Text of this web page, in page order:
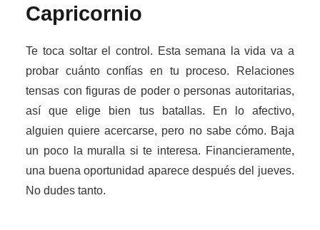
Capricornio
Te toca soltar el control. Esta semana la vida va a
probar cuánto confías en tu proceso. Relaciones
tensas con figuras de poder o personas autoritarias,
así que elige bien tus batallas. En lo afectivo,
alguien quiere acercarse, pero no sabe cómo. Baja
un poco la muralla si te interesa. Financieramente,
una buena oportunidad aparece después del jueves.
No dudes tanto.